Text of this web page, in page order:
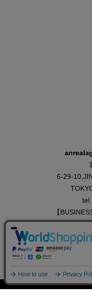
6-29-
【
【